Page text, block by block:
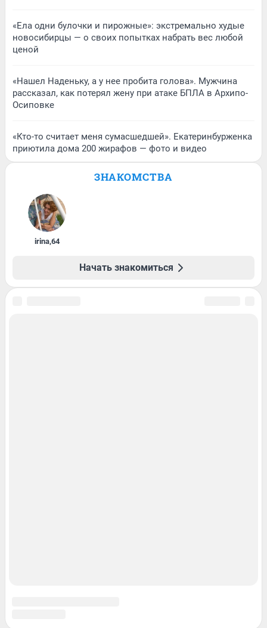
«Ела одни булочки и пирожные»: экстремально худые
новосибирцы — о своих попытках набрать вес любой
ценой
«Нашел Наденьку, а у нее пробита голова». Мужчина
рассказал, как потерял жену при атаке БПЛА в Архипо-
Осиповке
«Кто-то считает меня сумасшедшей». Екатеринбурженка
приютила дома 200 жирафов — фото и видео
ЗНАКОМСТВА
irina,64
Начать знакомиться